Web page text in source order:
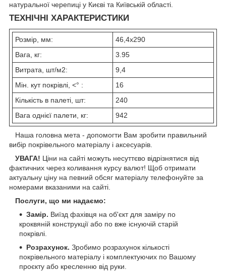
натуральної черепиці у Києві та Київській області.
ТЕХНІЧНІ ХАРАКТЕРИСТИКИ
Розмір, мм:
46,4х290
Вага, кг:
3.95
Витрата, шт/м2:
9,4
Мін. кут покрівлі, <° :
16
Кількість в палеті, шт:
240
Вага однієї палети, кг:
942
Наша головна мета - допомогти Вам зробити правильний
вибір покрівельного матеріалу і аксесуарів.
УВАГА! Ціни на сайті можуть несуттєво відрізнятися від
фактичних через коливання курсу валют! Щоб отримати
актуальну ціну на певний обсяг матеріалу телефонуйте за
номерами вказаними на сайті.
Послуги, що ми надаємо:
Замір. Виїзд фахівця на об'єкт для заміру по
кроквяній конструкції або по вже існуючій старій
покрівлі.
Розрахунок. Зробимо розрахунок кількості
покрівельного матеріалу і комплектуючих по Вашому
проєкту або кресленню від руки.